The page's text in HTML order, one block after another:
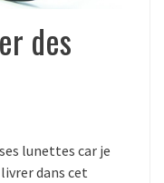
des
lunettes car je
dans cet